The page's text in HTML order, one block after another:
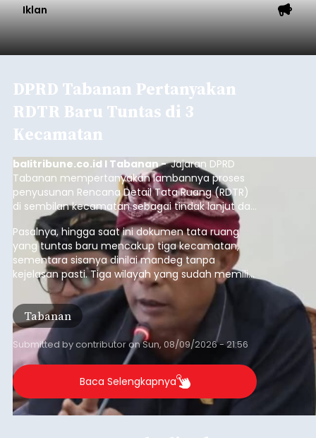
Iklan
DPRD Tabanan Pertanyakan
RDTR Baru Tuntas di 3
Kecamatan
balitribune.co.id I Tabanan -Jajaran DPRD
Tabanan mempertanyakan lambannya proses
penyusunan Rencana Detail Tata Ruang (RDTR)
di sembilan kecamatan sebagai tindak lanjut dari
pelaksanaan RTRW.
Pasalnya, hingga saat ini dokumen tata ruang
yang tuntas baru mencakup tiga kecamatan,
sementara sisanya dinilai mandeg tanpa
kejelasan pasti. Tiga wilayah yang sudah memiliki
RDTR tersebut meliputi Kecamatan Kediri,
Tabanan, dan Selemadeg Barat.
Tabanan
Submitted bycontributoronSun, 08/09/2026 - 21:56
Baca Selengkapnya